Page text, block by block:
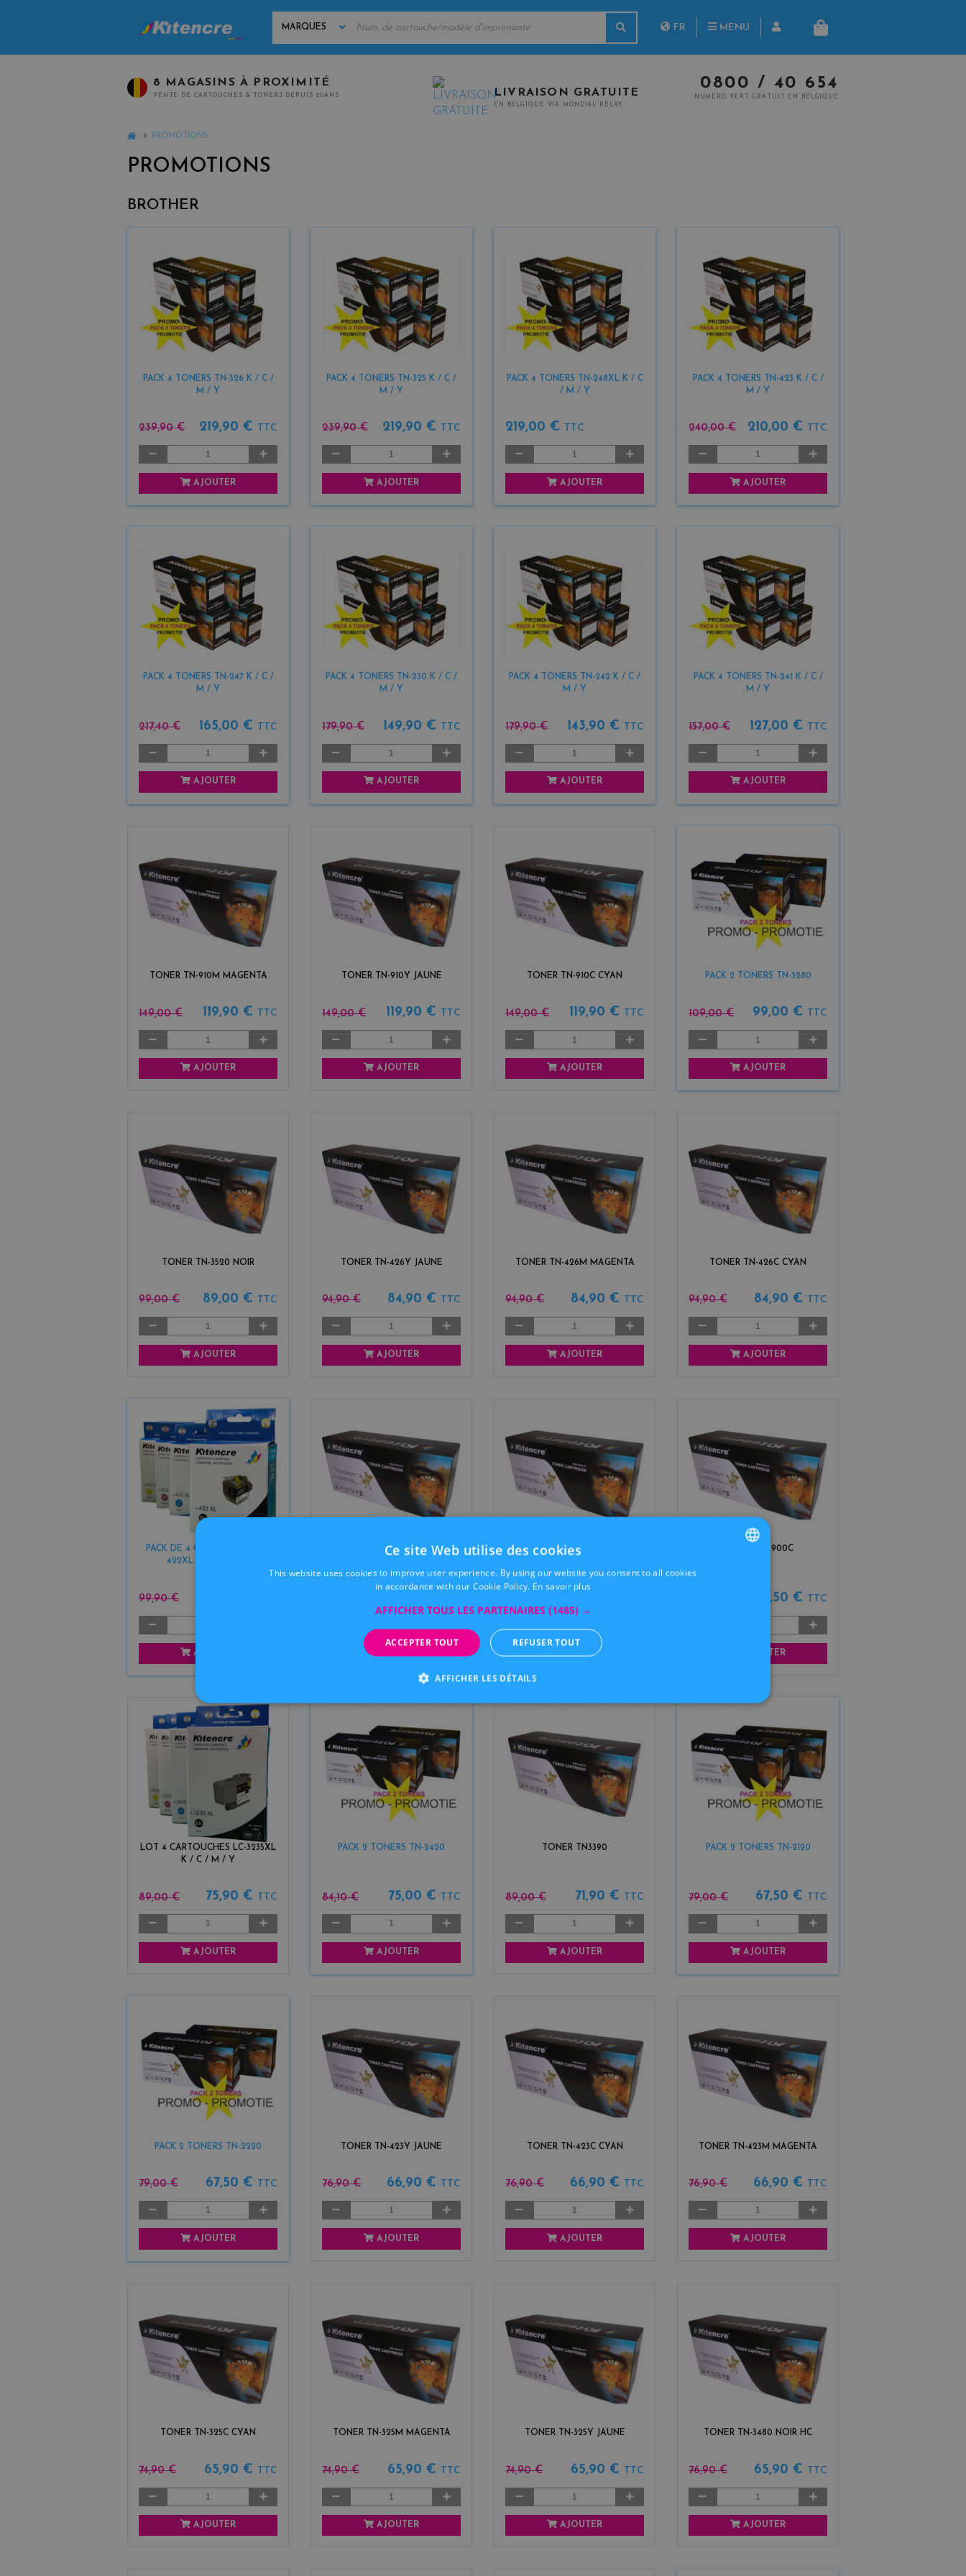
CLÉS
RechercheFR MENU
PANIER
8 MAGASINS À PROXIMITÉ
VENTE DE CARTOUCHES & TONERS DEPUIS 20ANS LIVRAISON GRATUITE
EN BELGIQUE VIA MONDIAL RELAY.
0800 / 40 654
NUMÉRO VERT GRATUIT EN BELGIQUE
HOMEPROMOTIONS
PROMOTIONS
BROTHER
PACK 4 TONERS TN-326 K / C /
M / Y
239,90 € 219,90 € TTC
AJOUTER
PACK 4 TONERS TN-325 K / C /
M / Y
239,90 € 219,90 € TTC
AJOUTER
PACK 4 TONERS TN-248XL K / C
/ M / Y
219,00 € TTC
AJOUTER
PACK 4 TONERS TN-423 K / C /
M / Y
240,00 € 210,00 € TTC
AJOUTER
PACK 4 TONERS TN-247 K / C /
M / Y
217,40 € 165,00 € TTC
AJOUTER
PACK 4 TONERS TN-230 K / C /
M / Y
179,90 € 149,90 € TTC
AJOUTER
PACK 4 TONERS TN-242 K / C /
M / Y
179,90 € 143,90 € TTC
AJOUTER
PACK 4 TONERS TN-241 K / C /
M / Y
157,00 € 127,00 € TTC
AJOUTER
TONER TN-910M MAGENTA
149,00 € 119,90 € TTC
AJOUTER
TONER TN-910Y JAUNE
149,00 € 119,90 € TTC
AJOUTER
TONER TN-910C CYAN
149,00 € 119,90 € TTC
AJOUTER
PACK 2 TONERS TN-3280
109,00 € 99,00 € TTC
AJOUTER
TONER TN-3520 NOIR
99,00 € 89,00 € TTC
AJOUTER
TONER TN-426Y JAUNE
94,90 € 84,90 € TTC
AJOUTER
TONER TN-426M MAGENTA
94,90 € 84,90 € TTC
AJOUTER
TONER TN-426C CYAN
94,90 € 84,90 € TTC
AJOUTER
PACK DE 4 CARTOUCHES LC-
422XL K / C / M / Y
99,90 €
AJOUTER
TONER TN-900Y TONER TN-900M
AJOUTER
TONER TN-900C
79,50 € TTC
AJOUTER
LOT 4 CARTOUCHES LC-3235XL
K / C / M / Y
89,00 € 75,90 € TTC
AJOUTER
PACK 2 TONERS TN-2420
84,10 € 75,00 € TTC
AJOUTER
TONER TN3390
89,00 € 71,90 € TTC
AJOUTER
PACK 2 TONERS TN-2120
79,00 € 67,50 € TTC
AJOUTER
PACK 2 TONERS TN-2220
79,00 € 67,50 € TTC
AJOUTER
TONER TN-423Y JAUNE
76,90 € 66,90 € TTC
AJOUTER
TONER TN-423C CYAN
76,90 € 66,90 € TTC
AJOUTER
TONER TN-423M MAGENTA
76,90 € 66,90 € TTC
AJOUTER
TONER TN-325C CYAN
74,90 € 65,90 € TTC
AJOUTER
TONER TN-325M MAGENTA
74,90 € 65,90 € TTC
AJOUTER
TONER TN-325Y JAUNE
74,90 € 65,90 € TTC
AJOUTER
TONER TN-3480 NOIR HC
76,90 € 65,90 € TTC
AJOUTER
Ce site Web utilise des cookies
This website uses cookies to improve user experience. By using our website you consent to all cookies
in accordance with our Cookie Policy. En savoir plus
AFFICHER TOUS LES PARTENAIRES (1485) →
ACCEPTER TOUT REFUSER TOUT
AFFICHER LES DÉTAILS